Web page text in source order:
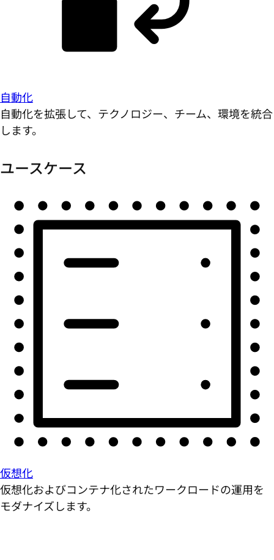
自動化
自動化を拡張して、テクノロジー、チーム、環境を統合
します。
ユースケース
仮想化
仮想化およびコンテナ化されたワークロードの運用を
モダナイズします。